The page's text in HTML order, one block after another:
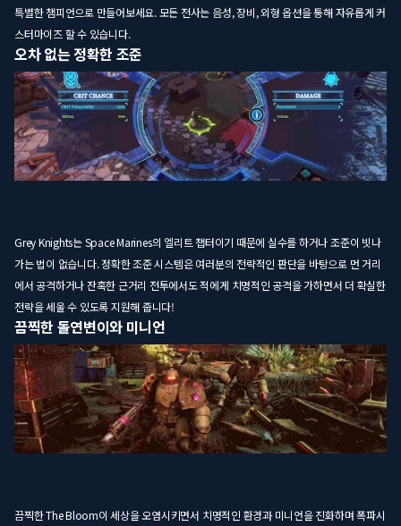
특별한 챔피언으로 만들어보세요. 모든 전사는 음성, 장비, 외형 옵션을 통해 자유롭게 커
스터마이즈 할 수 있습니다.
오차 없는 정확한 조준
Grey Knights는 Space Marines의 엘리트 챕터이기 때문에 실수를 하거나 조준이 빗나
가는 법이 없습니다. 정확한 조준 시스템은 여러분의 전략적인 판단을 바탕으로 먼 거리
에서 공격하거나 잔혹한 근거리 전투에서도 적에게 치명적인 공격을 가하면서 더 확실한
전략을 세울 수 있도록 지원해 줍니다!
끔찍한 돌연변이와 미니언
끔찍한 The Bloom이 세상을 오염시키면서 치명적인 환경과 미니언을 진화하며 폭파시